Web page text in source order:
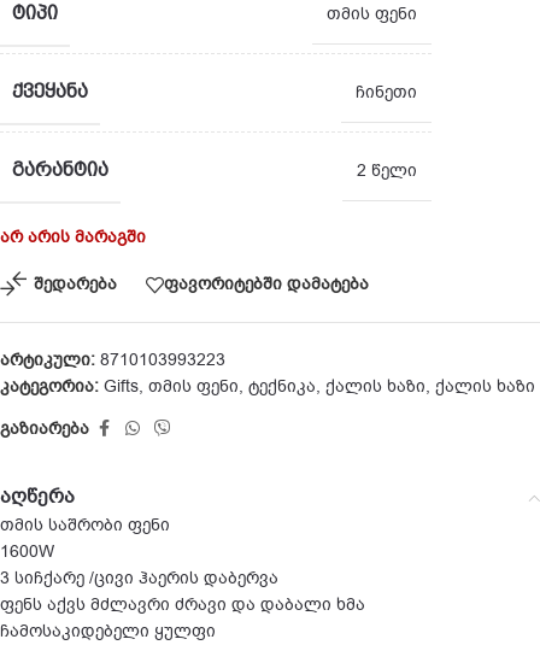
ᲢᲘᲞᲘ თმის ფენი
ᲥᲕᲔᲧᲐᲜᲐ ჩინეთი
ᲒᲐᲠᲐᲜᲢᲘᲐ 2 წელი
არ არის მარაგში
შედარება ფავორიტებში დამატება
არტიკული: 8710103993223
კატეგორია: Gifts, თმის ფენი, ტექნიკა, ქალის ხაზი, ქალის ხაზი
გაზიარება
აღწერა
თმის საშრობი ფენი
1600W
3 სიჩქარე /ცივი ჰაერის დაბერვა
ფენს აქვს მძლავრი ძრავი და დაბალი ხმა
ჩამოსაკიდებელი ყულფი